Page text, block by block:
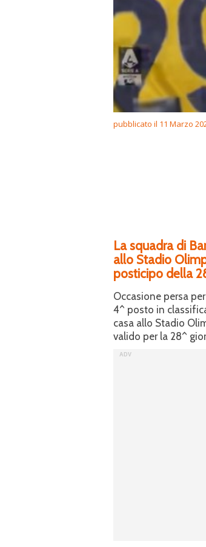
pubblicato il 11 Marzo
La squadra di
allo Stadio
posticipo della
Occasione persa
4^ posto in
casa allo Stadio
valido per la 28^